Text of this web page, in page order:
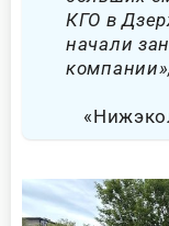
КГО в
начали
компании»,